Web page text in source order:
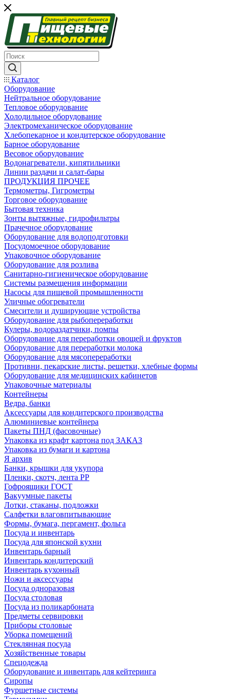
Каталог
Оборудование
Нейтральное оборудование
Тепловое оборудование
Холодильное оборудование
Электромеханическое оборудование
Хлебопекарное и кондитерское оборудование
Барное оборудование
Весовое оборудование
Водонагреватели, кипятильники
Линии раздачи и салат-бары
ПРОДУКЦИЯ ПРОЧЕЕ
Термометры, Гигрометры
Торговое оборудование
Бытовая техника
Зонты вытяжные, гидрофильтры
Прачечное оборудование
Оборудование для водоподготовки
Посудомоечное оборудование
Упаковочное оборудование
Оборудование для розлива
Санитарно-гигиеническое оборудование
Системы размещения информации
Насосы для пищевой промышленности
Уличные обогреватели
Смесители и душирующие устройства
Оборудование для рыбопереработки
Кулеры, водораздатчики, помпы
Оборудование для переработки овощей и фруктов
Оборудование для переработки молока
Оборудование для мясопереработки
Противни, пекарские листы, решетки, хлебные формы
Оборудование для медицинских кабинетов
Упаковочные материалы
Контейнеры
Ведра, банки
Аксессуары для кондитерского производства
Алюминиевые контейнера
Пакеты ПНД (фасовочные)
Упаковка из крафт картона под ЗАКАЗ
Упаковка из бумаги и картона
Я архив
Банки, крышки для укупора
Пленки, скотч, лента РР
Гофроящики ГОСТ
Вакуумные пакеты
Лотки, стаканы, подложки
Салфетки влаговпитывающие
Формы, бумага, пергамент, фольга
Посуда и инвентарь
Посуда для японской кухни
Инвентарь барный
Инвентарь кондитерский
Инвентарь кухонный
Ножи и аксессуары
Посуда одноразовая
Посуда столовая
Посуда из поликарбоната
Предметы сервировки
Приборы столовые
Уборка помещений
Стеклянная посуда
Хозяйственные товары
Спецодежда
Оборудование и инвентарь для кейтеринга
Сиропы
Фуршетные системы